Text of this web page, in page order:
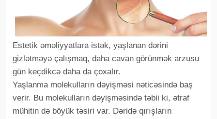
Estetik əməliyyatlara istək, yaşlanan dərini
gizlətməyə çalışmaq, daha cavan görünmək arzusu
gün keçdikcə daha da çoxalır.
Yaşlanma molekulların dəyişməsi nəticəsində baş
verir. Bu molekulların dəyişməsində təbii ki, ətraf
mühitin də böyük təsiri var. Dəridə qırışların